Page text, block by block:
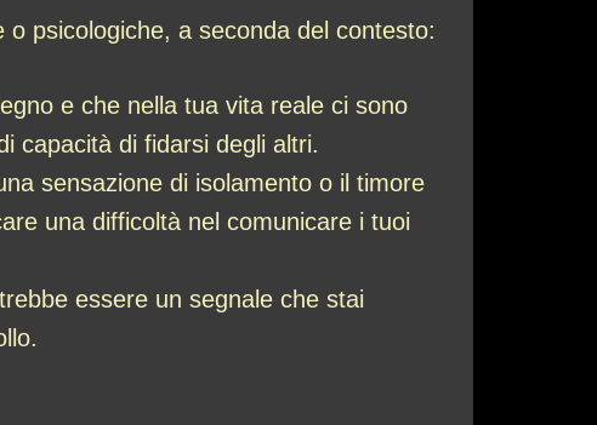
psicologiche, a seconda del contesto:
e che nella tua vita reale ci sono
capacità di fidarsi degli altri.
sensazione di isolamento o il timore
una difficoltà nel comunicare i tuoi
essere un segnale che stai